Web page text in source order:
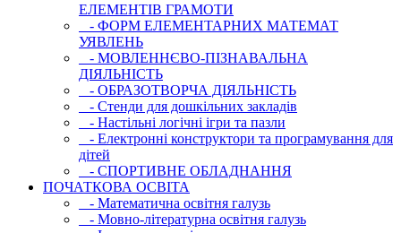
ЕЛЕМЕНТІВ ГРАМОТИ
- ФОРМ ЕЛЕМЕНТАРНИХ МАТЕМАТ
УЯВЛЕНЬ
- МОВЛЕННЄВО-ПІЗНАВАЛЬНА
ДІЯЛЬНІСТЬ
- ОБРАЗОТВОРЧА ДІЯЛЬНІСТЬ
- Стенди для дошкільних закладів
- Настільні логічні ігри та пазли
- Електронні конструктори та програмування для
дітей
- СПОРТИВНЕ ОБЛАДНАННЯ
ПОЧАТКОВА ОСВIТА
- Математична освітня галузь
- Мовно-літературна освітня галузь